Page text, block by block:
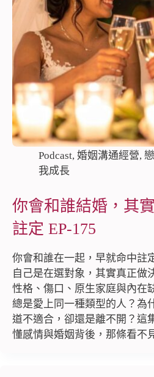
Podcast, 婚姻溝通經營,
我成長
你會和誰結婚，其
註定 EP-175
你會和誰在一起，早就命中註
自己是在選對象，其實真正做
性格、傷口、原生家庭與內在
總是愛上同一種類型的人？為
道不適合，卻還是離不開？這
懂感情與婚姻背後，那條看不